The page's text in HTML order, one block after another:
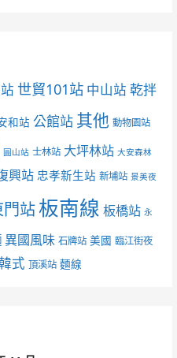
世貿101站 中山站 乾拌
和站 公館站 其他 動物園站
圓山站 士林站 大坪林站 大安森林
興站 忠孝新生站 新埔站 景美夜
門站板南線 板橋站 永
異國風味 石牌站 美國 臨江街夜
式 頂溪站 麵線